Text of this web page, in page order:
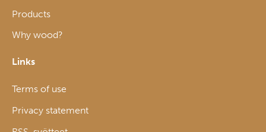
Products
Why wood?
Links
Terms of use
Privacy statement